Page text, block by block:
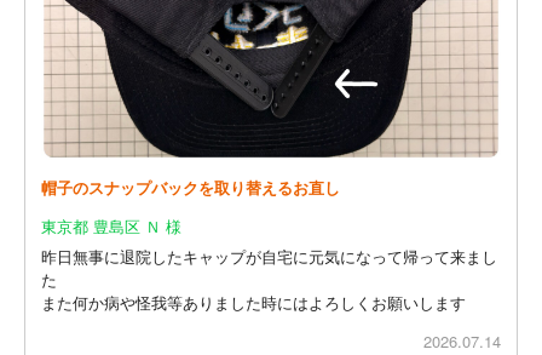
帽子のスナップバックを取り替えるお直し
東京都 豊島区 Ｎ 様
昨日無事に退院したキャップが自宅に元気になって帰って来まし
た
また何か病や怪我等ありました時にはよろしくお願いします
2026.07.14